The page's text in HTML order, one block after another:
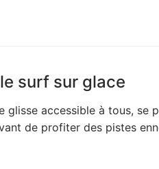
surf sur glace
glisse accessible à tous, se
de profiter des pistes